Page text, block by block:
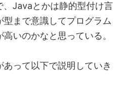
、Javaとかは静的型付け言
型まで意識してプログラム
高いのかなと思っている。
って以下で説明していき